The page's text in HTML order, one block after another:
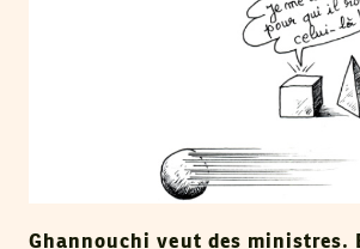
Ghannouchi veut des ministres.